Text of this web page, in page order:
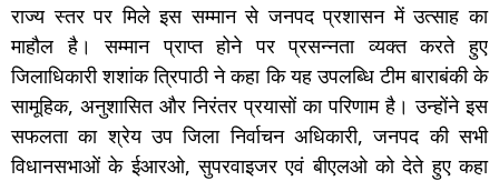
राज्य स्तर पर मिले इस सम्मान से जनपद प्रशासन में उत्साह का
माहौल है। सम्मान प्राप्त होने पर प्रसन्नता व्यक्त करते हुए
जिलाधिकारी शशांक त्रिपाठी ने कहा कि यह उपलब्धि टीम बाराबंकी के
सामूहिक, अनुशासित और निरंतर प्रयासों का परिणाम है। उन्होंने इस
सफलता का श्रेय उप जिला निर्वाचन अधिकारी, जनपद की सभी
विधानसभाओं के ईआरओ, सुपरवाइजर एवं बीएलओ को देते हुए कहा